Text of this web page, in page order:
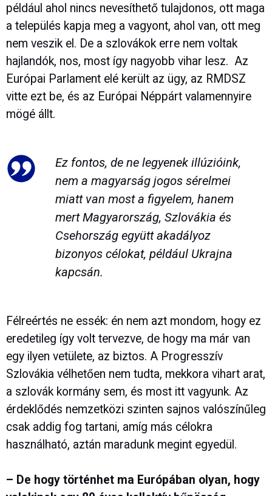
például ahol nincs nevesíthető tulajdonos, ott maga
a település kapja meg a vagyont, ahol van, ott meg
nem veszik el. De a szlovákok erre nem voltak
hajlandók, nos, most így nagyobb vihar lesz. Az
Európai Parlament elé került az ügy, az RMDSZ
vitte ezt be, és az Európai Néppárt valamennyire
mögé állt.
Ez fontos, de ne legyenek illúzióink,
nem a magyarság jogos sérelmei
miatt van most a figyelem, hanem
mert Magyarország, Szlovákia és
Csehország együtt akadályoz
bizonyos célokat, például Ukrajna
kapcsán.
Félreértés ne essék: én nem azt mondom, hogy ez
eredetileg így volt tervezve, de hogy ma már van
egy ilyen vetülete, az biztos. A Progresszív
Szlovákia vélhetően nem tudta, mekkora vihart arat,
a szlovák kormány sem, és most itt vagyunk. Az
érdeklődés nemzetközi szinten sajnos valószínűleg
csak addig fog tartani, amíg más célokra
használható, aztán maradunk megint egyedül.
– De hogy történhet ma Európában olyan, hogy